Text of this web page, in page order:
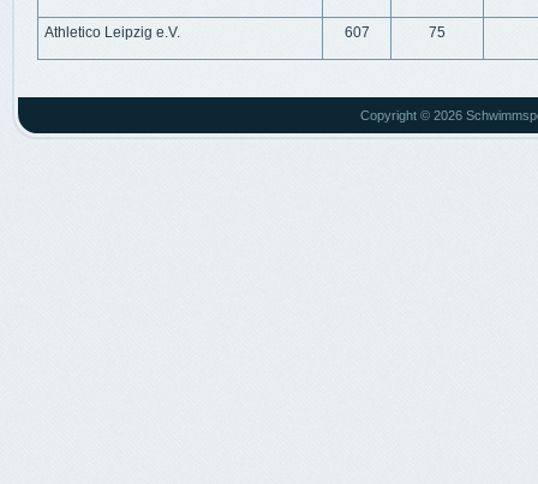
Athletico Leipzig e.V. 607 75
Copyright © 2026